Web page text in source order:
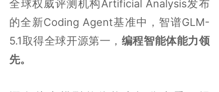
全球权威评测机构Artificial Analysis发布
的全新Coding Agent基准中，智谱GLM-
5.1取得全球开源第一， 编程智能体能力领
先。